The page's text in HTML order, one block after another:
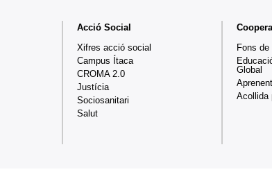
Acció Social
Xifres acció social
Campus Ítaca
CROMA 2.0
Justícia
Sociosanitari
Salut
Fons
Global
Acollida